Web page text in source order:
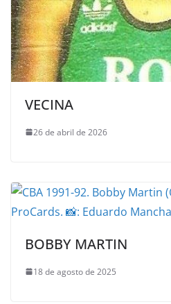
VECINA
26 de abril de 2026
BOBBY MARTIN
18 de agosto de 2025